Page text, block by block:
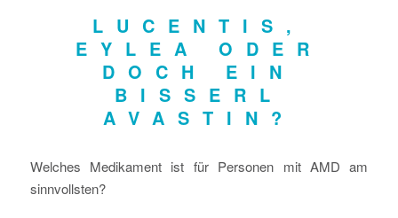
LUCENTIS,
EYLEA ODER
DOCH EIN
BISSERL
AVASTIN?
Welches Medikament ist für Personen mit AMD am
sinnvollsten?